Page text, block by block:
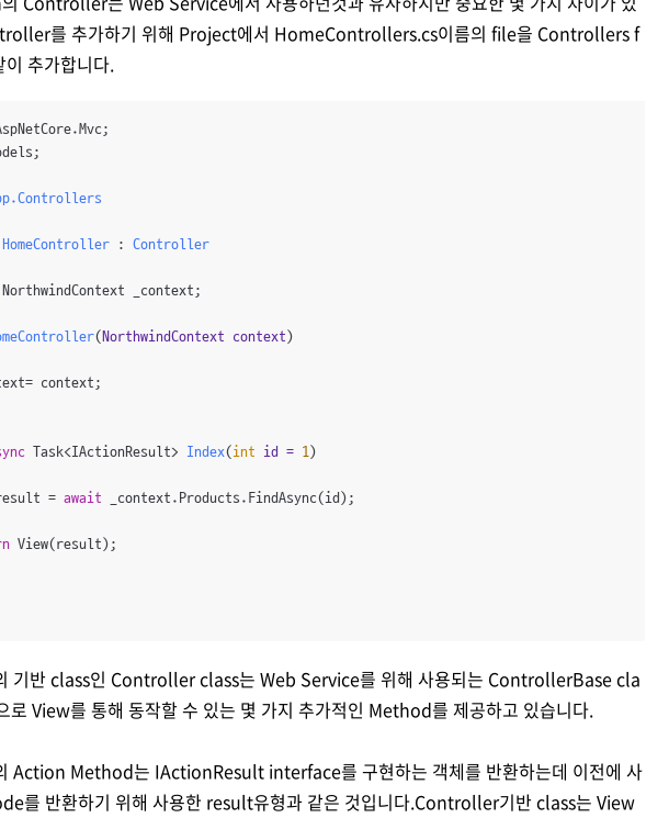
를 추가하기 위해 Project에서 HomeControllers.cs이름의 file을 Controllers f
추가합니다.
HomeController : Controller
NorthwindContext _context;
( NorthwindContext context )
context;
Task<IActionResult> Index(int id = 1)
= await _context.Products.FindAsync(id);
View(result);
기반 class인 Controller class는 Web Service를 위해 사용되는 ControllerBase cla
로 View를 통해 동작할 수 있는 몇 가지 추가적인 Method를 제공하고 있습니다.
Method는 IActionResult interface를 구현하는 객체를 반환하는데 이전에 사
를 반환하기 위해 사용한 result유형과 같은 것입니다.Controller기반 class는 View